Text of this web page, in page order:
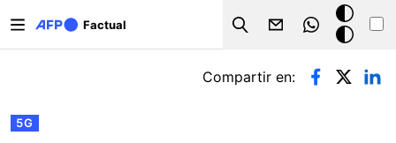
Factual
Search
Modo
oscuro
Solapas principales
5G
Compartir en: